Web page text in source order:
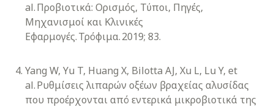
al. Προβιοτικά: Ορισμός, Τύποι, Πηγές,
Μηχανισμοί και Κλινικές
Εφαρμογές. Τρόφιμα. 2019; 83.
Yang W, Yu T, Huang X, Bilotta AJ, Xu L, Lu Y, et
al. Ρυθμίσεις λιπαρών οξέων βραχείας αλυσίδας
που προέρχονται από εντερικά μικροβιοτικά της